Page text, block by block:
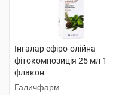
Інгалар ефіро-олійна
фітокомпозиція 25 мл 1
флакон
Галичфарм